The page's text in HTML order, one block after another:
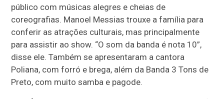
público com músicas alegres e cheias de
coreografias. Manoel Messias trouxe a família para
conferir as atrações culturais, mas principalmente
para assistir ao show. “O som da banda é nota 10”,
disse ele. Também se apresentaram a cantora
Poliana, com forró e brega, além da Banda 3 Tons de
Preto, com muito samba e pagode.